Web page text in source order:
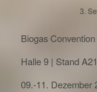
3.
Biogas
Halle 9 | Stand A21
09.-11. Dezember